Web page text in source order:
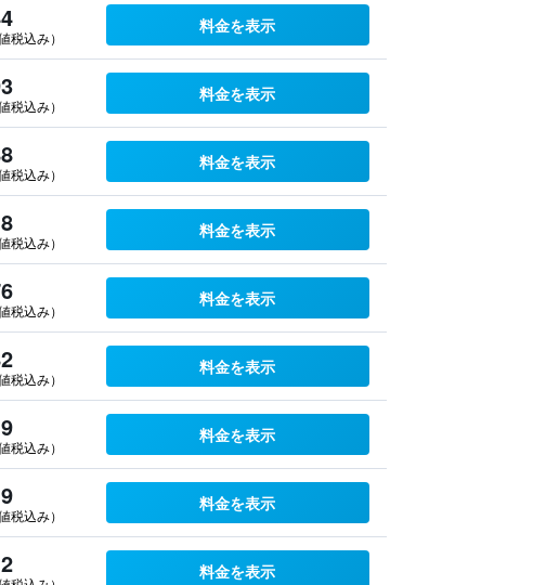
税込み）
料金を表示
税込み）
料金を表示
税込み）
料金を表示
税込み）
料金を表示
税込み）
料金を表示
税込み）
料金を表示
税込み）
料金を表示
税込み）
料金を表示
料金を表示